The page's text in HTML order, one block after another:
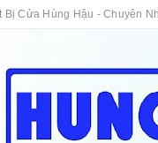
Bị Cửa Hùng Hậu - Chuyên